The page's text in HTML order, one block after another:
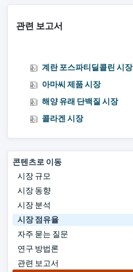
관련 보고서
계란 포스파티딜콜린 시장
아마씨 제품 시장
해양 유래 단백질 시장
콜라겐 시장
콘텐츠로 이동
시장 규모
시장 동향
시장 분석
시장 점유율
자주 묻는 질문
연구 방법론
관련 보고서